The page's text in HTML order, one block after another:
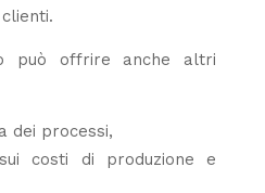
può offrire anche altri
dei processi,
costi di produzione e